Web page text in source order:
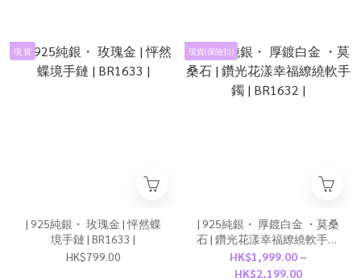
現 貨
| 925純銀・ 玫瑰金 | 怦然蝶
境手鏈 | BR1633 |
HK$799.00
現貨(保險扣)
| 925純銀・ 厚鍍白金 ・莫桑
石 | 鑽光花漾幸福繚繞軟手鐲
| BR1632 |
HK$1,999.00 ~
HK$2,199.00